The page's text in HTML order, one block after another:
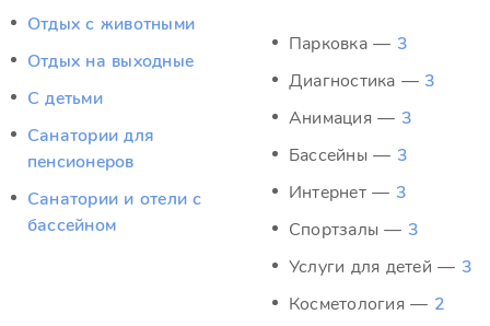
Отдых c животными
Отдых на выходные
С детьми
Санатории для
пенсионеров
Санатории и отели с
бассейном
Парковка — 3
Диагностика — 3
Анимация — 3
Бассейны — 3
Интернет — 3
Спортзалы — 3
Услуги для детей — 3
Косметология — 2